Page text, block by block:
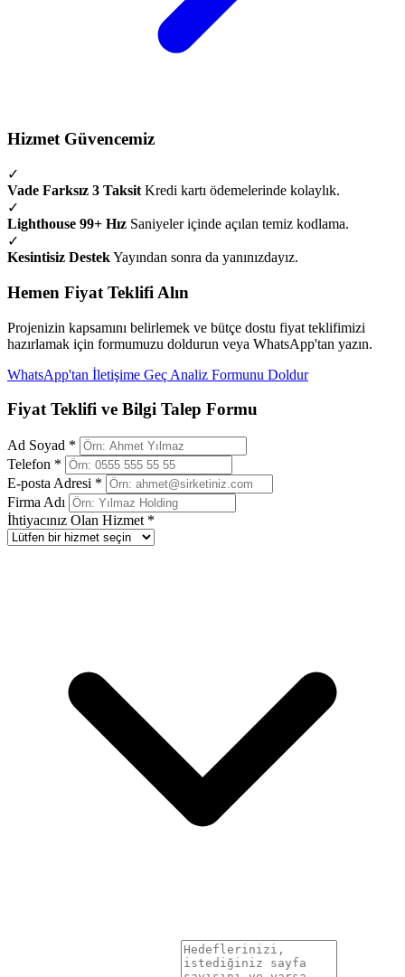
Hizmet Güvencemiz
✓
Vade Farksız 3 Taksit Kredi kartı ödemelerinde kolaylık.
✓
Lighthouse 99+ Hız Saniyeler içinde açılan temiz kodlama.
✓
Kesintisiz DestekYayından sonra da yanınızdayız.
Hemen Fiyat Teklifi Alın
Projenizin kapsamını belirlemek ve bütçe dostu fiyat teklifimizi
hazırlamak için formumuzu doldurun veya WhatsApp'tan yazın.
WhatsApp'tan İletişime Geç Analiz Formunu Doldur
Fiyat Teklifi ve Bilgi Talep Formu
Ad Soyad *
Telefon *
E-posta Adresi *
Firma Adı
İhtiyacınız Olan Hizmet *